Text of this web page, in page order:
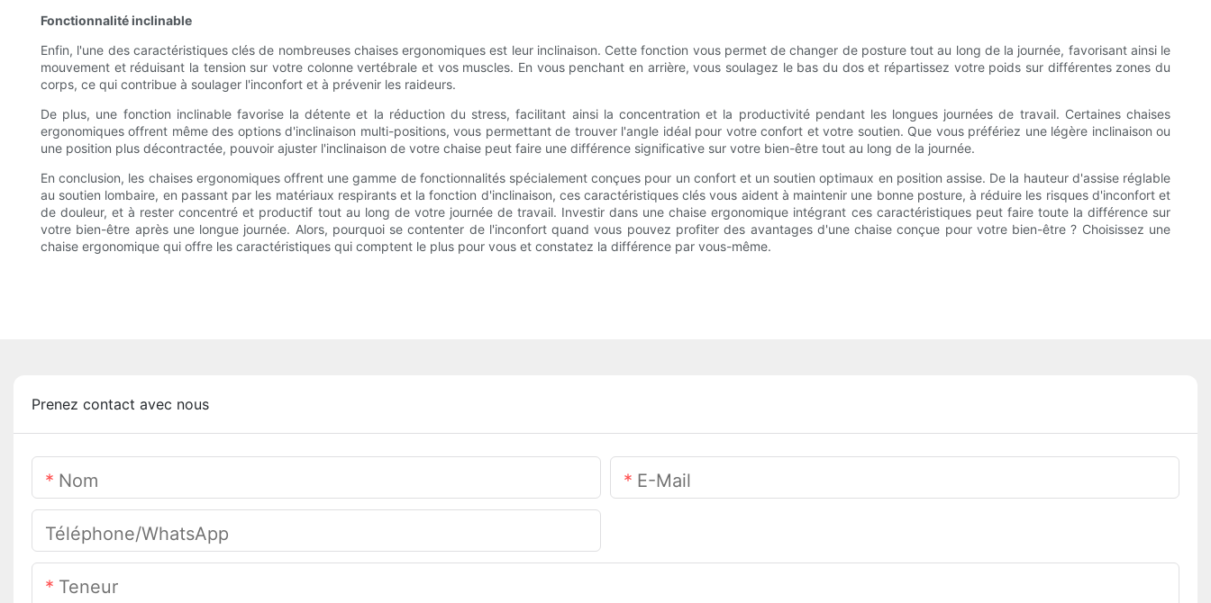
Fonctionnalité inclinable
Enfin, l'une des caractéristiques clés de nombreuses chaises ergonomiques est leur inclinaison. Cette fonction vous permet de changer de posture tout au long de la journée, favorisant ainsi le
mouvement et réduisant la tension sur votre colonne vertébrale et vos muscles. En vous penchant en arrière, vous soulagez le bas du dos et répartissez votre poids sur différentes zones du
corps, ce qui contribue à soulager l'inconfort et à prévenir les raideurs.
De plus, une fonction inclinable favorise la détente et la réduction du stress, facilitant ainsi la concentration et la productivité pendant les longues journées de travail. Certaines chaises
ergonomiques offrent même des options d'inclinaison multi-positions, vous permettant de trouver l'angle idéal pour votre confort et votre soutien. Que vous préfériez une légère inclinaison ou
une position plus décontractée, pouvoir ajuster l'inclinaison de votre chaise peut faire une différence significative sur votre bien-être tout au long de la journée.
En conclusion, les chaises ergonomiques offrent une gamme de fonctionnalités spécialement conçues pour un confort et un soutien optimaux en position assise. De la hauteur d'assise réglable
au soutien lombaire, en passant par les matériaux respirants et la fonction d'inclinaison, ces caractéristiques clés vous aident à maintenir une bonne posture, à réduire les risques d'inconfort et
de douleur, et à rester concentré et productif tout au long de votre journée de travail. Investir dans une chaise ergonomique intégrant ces caractéristiques peut faire toute la différence sur
votre bien-être après une longue journée. Alors, pourquoi se contenter de l'inconfort quand vous pouvez profiter des avantages d'une chaise conçue pour votre bien-être ? Choisissez une
chaise ergonomique qui offre les caractéristiques qui comptent le plus pour vous et constatez la différence par vous-même.
Prenez contact avec nous
Nom E-Mail
Téléphone/WhatsApp
Teneur